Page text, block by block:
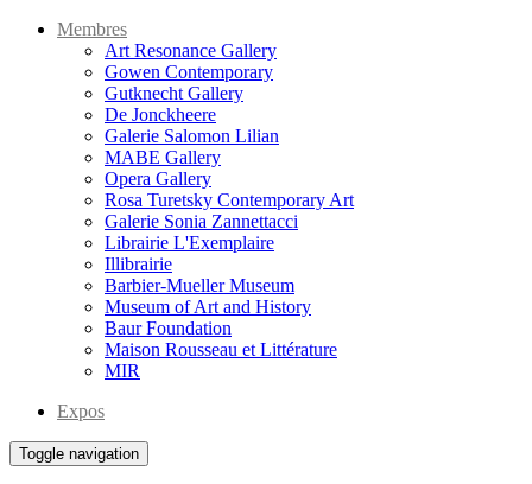
Membres
Art Resonance Gallery
Gowen Contemporary
Gutknecht Gallery
De Jonckheere
Galerie Salomon Lilian
MABE Gallery
Opera Gallery
Rosa Turetsky Contemporary Art
Galerie Sonia Zannettacci
Librairie L'Exemplaire
Illibrairie
Barbier-Mueller Museum
Museum of Art and History
Baur Foundation
Maison Rousseau et Littérature
MIR
Expos
Toggle navigation